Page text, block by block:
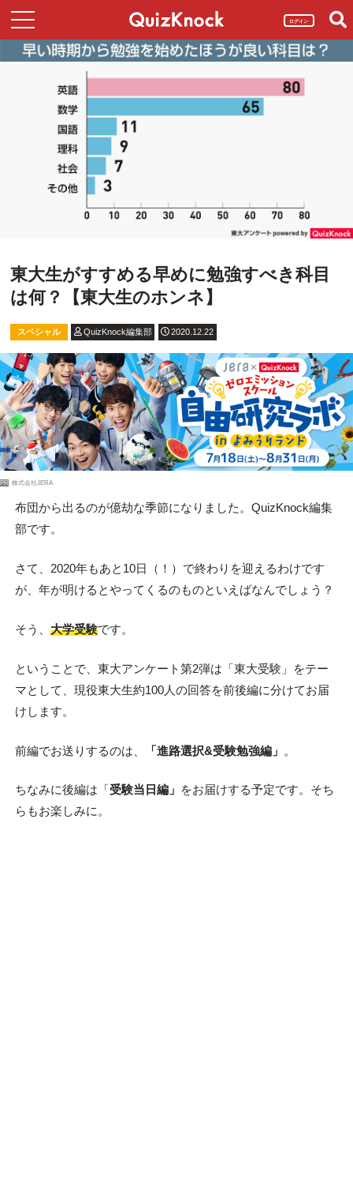
ログイン
東大生がすすめる早めに勉強すべき科目
は何？【東大生のホンネ】
スペシャル QuizKnock編集部 2020.12.22
PR 株式会社JERA
布団から出るのが億劫な季節になりました。QuizKnock編集
部です。
さて、2020年もあと10日（！）で終わりを迎えるわけです
が、年が明けるとやってくるのものといえばなんでしょう？
そう、 大学受験です。
ということで、東大アンケート第2弾は「東大受験」をテー
マとして、現役東大生約100人の回答を前後編に分けてお届
けします。
前編でお送りするのは、 「進路選択&受験勉強編」 。
ちなみに後編は「受験当日編」 をお届けする予定です。そち
らもお楽しみに。